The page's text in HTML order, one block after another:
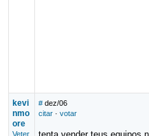
kevi
nmo
ore
Veter
# dez/06
citar· votar